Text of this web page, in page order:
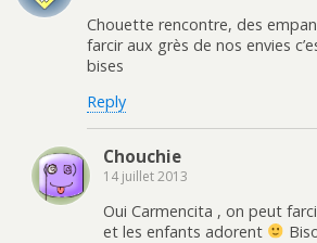
Chouette rencontre, des
farcir aux grès de nos envies
bises
Reply
Chouchie
14 juillet 2013
Oui Carmencita , on peut
et les enfants adorent